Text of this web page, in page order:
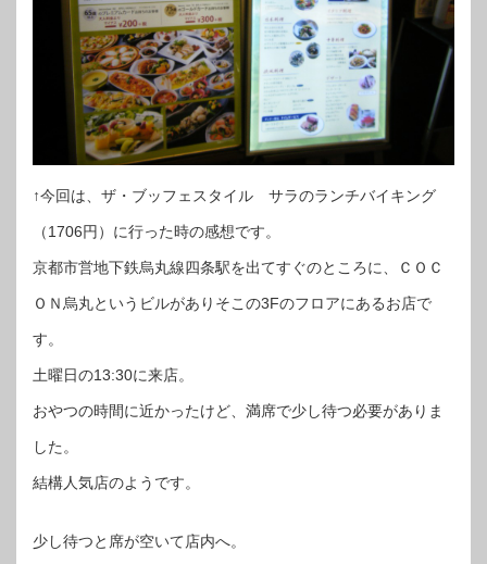
↑今回は、ザ・ブッフェスタイル サラのランチバイキング
（1706円）に行った時の感想です。
京都市営地下鉄烏丸線四条駅を出てすぐのところに、ＣＯＣ
ＯＮ烏丸というビルがありそこの3Fのフロアにあるお店で
す。
土曜日の13:30に来店。
おやつの時間に近かったけど、満席で少し待つ必要がありま
した。
結構人気店のようです。
少し待つと席が空いて店内へ。